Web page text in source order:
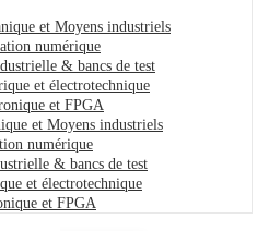
et Moyens industriels
numérique
& bancs de test
et électrotechnique
et FPGA
et Moyens industriels
numérique
& bancs de test
et électrotechnique
et FPGA